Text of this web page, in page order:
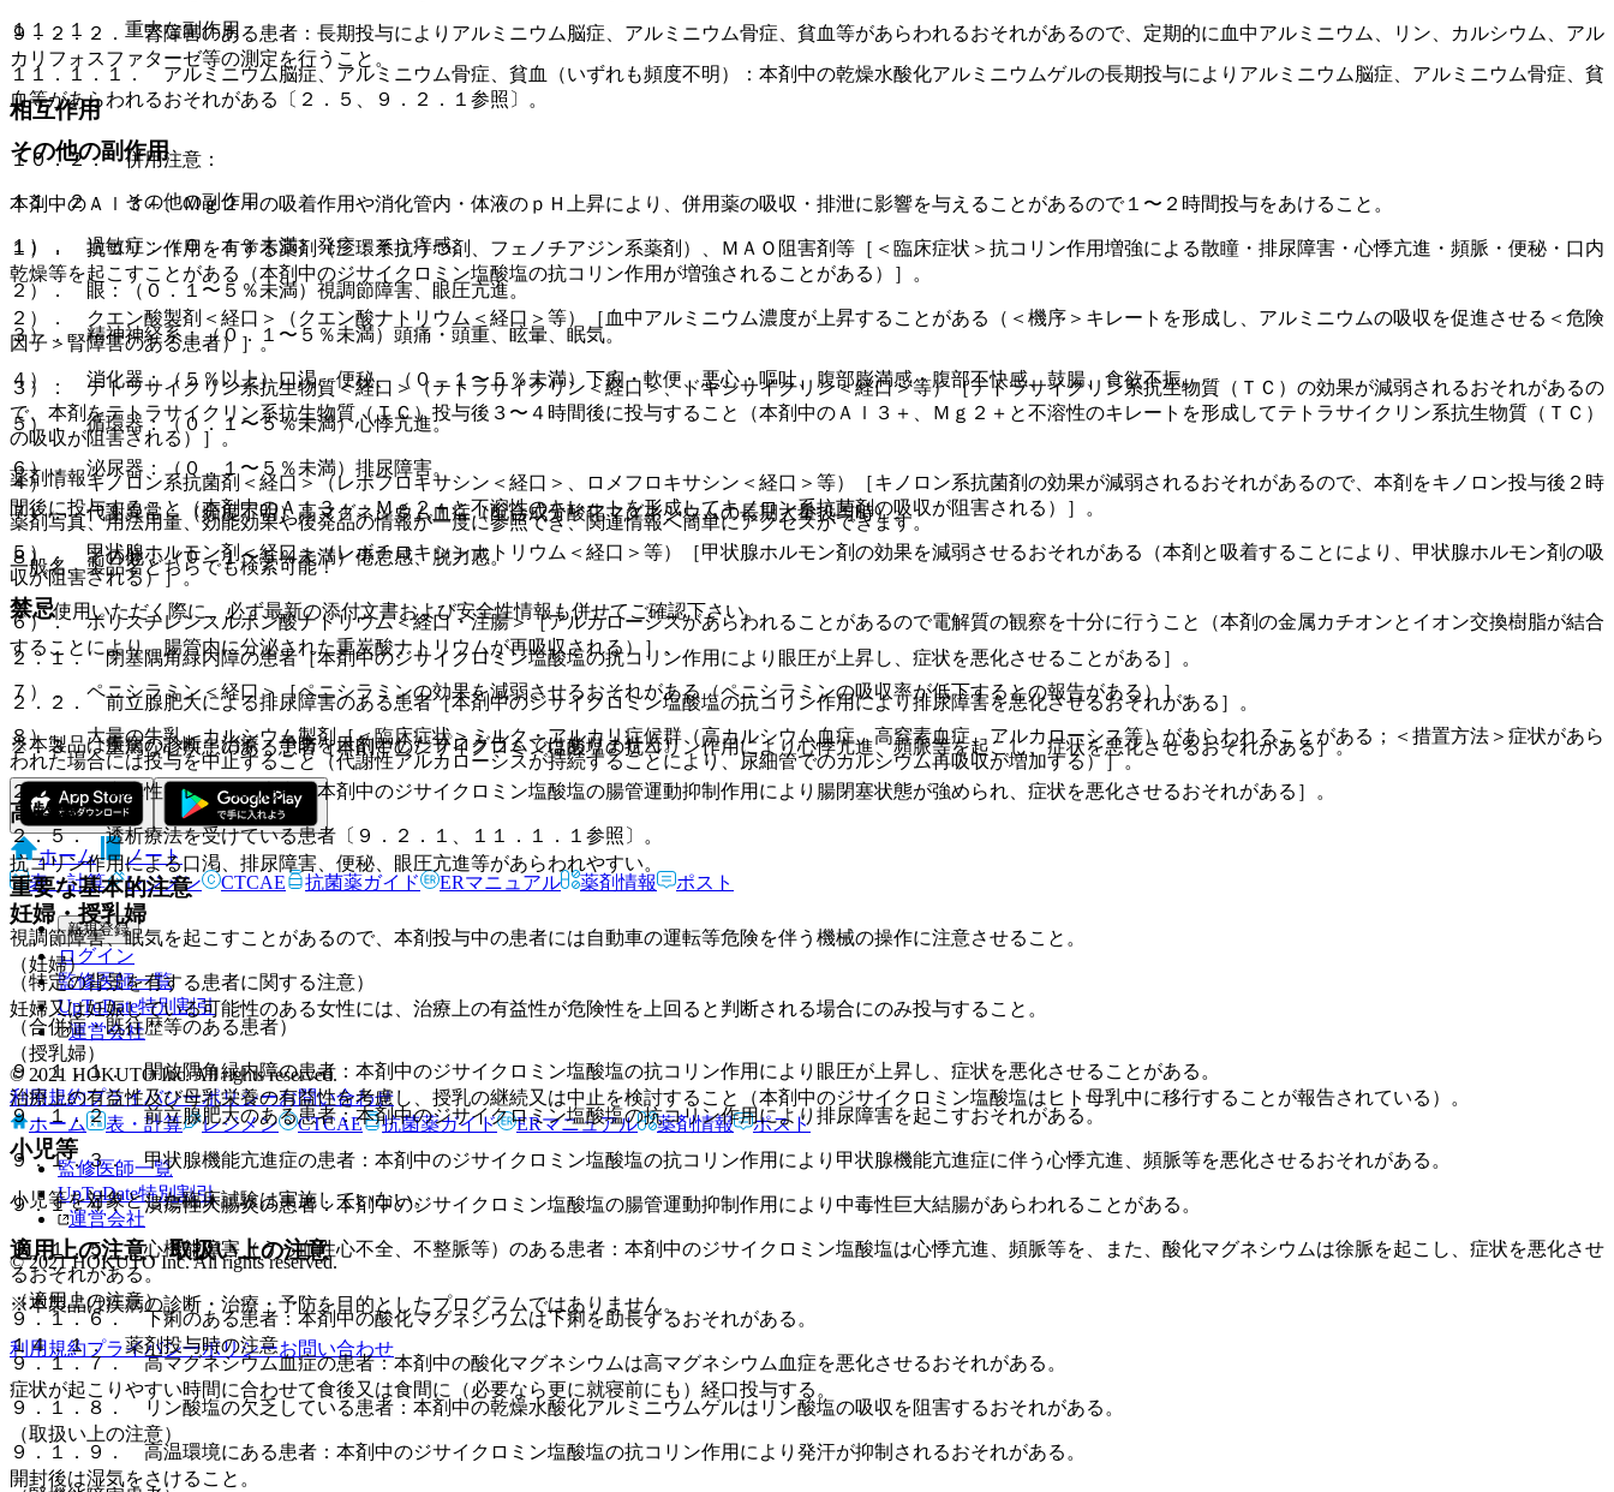
９．２．２． 腎障害のある患者：長期投与によりアルミニウム脳症、アルミニウム骨症、貧血等があらわれるおそれがあるので、定期的に血中アルミニウム、リン、カルシウム、アル
カリフォスファターゼ等の測定を行うこと。
相互作用
１０．２． 併用注意：
本剤中のＡｌ３＋、Ｍｇ２＋の吸着作用や消化管内・体液のｐＨ上昇により、併用薬の吸収・排泄に影響を与えることがあるので１〜２時間投与をあけること。
１）． 抗コリン作用を有する薬剤（三環系抗うつ剤、フェノチアジン系薬剤）、ＭＡＯ阻害剤等［＜臨床症状＞抗コリン作用増強による散瞳・排尿障害・心悸亢進・頻脈・便秘・口内
乾燥等を起こすことがある（本剤中のジサイクロミン塩酸塩の抗コリン作用が増強されることがある）］。
２）． クエン酸製剤＜経口＞（クエン酸ナトリウム＜経口＞等）［血中アルミニウム濃度が上昇することがある（＜機序＞キレートを形成し、アルミニウムの吸収を促進させる＜危険
因子＞腎障害のある患者）］。
３）． テトラサイクリン系抗生物質＜経口＞（テトラサイクリン＜経口＞、ドキシサイクリン＜経口＞等）［テトラサイクリン系抗生物質（ＴＣ）の効果が減弱されるおそれがあるの
で、本剤をテトラサイクリン系抗生物質（ＴＣ）投与後３〜４時間後に投与すること（本剤中のＡｌ３＋、Ｍｇ２＋と不溶性のキレートを形成してテトラサイクリン系抗生物質（ＴＣ）
の吸収が阻害される）］。
４）． キノロン系抗菌剤＜経口＞（レボフロキサシン＜経口＞、ロメフロキサシン＜経口＞等）［キノロン系抗菌剤の効果が減弱されるおそれがあるので、本剤をキノロン投与後２時
間後に投与すること（本剤中のＡｌ３＋、Ｍｇ２＋と不溶性のキレートを形成してキノロン系抗菌剤の吸収が阻害される）］。
５）． 甲状腺ホルモン剤＜経口＞（レボチロキシンナトリウム＜経口＞等）［甲状腺ホルモン剤の効果を減弱させるおそれがある（本剤と吸着することにより、甲状腺ホルモン剤の吸
収が阻害される）］。
６）． ポリスチレンスルホン酸ナトリウム＜経口・注腸＞［アルカローシスがあらわれることがあるので電解質の観察を十分に行うこと（本剤の金属カチオンとイオン交換樹脂が結合
することにより、腸管内に分泌された重炭酸ナトリウムが再吸収される）］。
７）． ペニシラミン＜経口＞［ペニシラミンの効果を減弱させるおそれがある（ペニシラミンの吸収率が低下するとの報告がある）］。
８）． 大量の牛乳、カルシウム製剤［＜臨床症状＞ミルク・アルカリ症候群（高カルシウム血症、高窒素血症、アルカローシス等）があらわれることがある；＜措置方法＞症状があら
われた場合には投与を中止すること（代謝性アルカローシスが持続することにより、尿細管でのカルシウム再吸収が増加する）］。
高齢者
抗コリン作用による口渇、排尿障害、便秘、眼圧亢進等があらわれやすい。
妊婦・授乳婦
（妊婦）
妊婦又は妊娠している可能性のある女性には、治療上の有益性が危険性を上回ると判断される場合にのみ投与すること。
（授乳婦）
治療上の有益性及び母乳栄養の有益性を考慮し、授乳の継続又は中止を検討すること（本剤中のジサイクロミン塩酸塩はヒト母乳中に移行することが報告されている）。
小児等
小児等を対象とした臨床試験は実施していない。
適用上の注意、取扱い上の注意
（適用上の注意）
１４．１． 薬剤投与時の注意
症状が起こりやすい時間に合わせて食後又は食間に（必要なら更に就寝前にも）経口投与する。
（取扱い上の注意）
開封後は湿気をさけること。
１１．１． 重大な副作用
１１．１．１． アルミニウム脳症、アルミニウム骨症、貧血（いずれも頻度不明）：本剤中の乾燥水酸化アルミニウムゲルの長期投与によりアルミニウム脳症、アルミニウム骨症、貧
血等があらわれるおそれがある〔２．５、９．２．１参照〕。
その他の副作用
１１．２． その他の副作用
１）． 過敏症：（０．１％未満）発疹・そう痒感。
２）． 眼：（０．１〜５％未満）視調節障害、眼圧亢進。
３）． 精神神経系：（０．１〜５％未満）頭痛・頭重、眩暈、眠気。
４）． 消化器：（５％以上）口渇、便秘、（０．１〜５％未満）下痢・軟便、悪心・嘔吐、腹部膨満感・腹部不快感、鼓腸、食欲不振。
５）． 循環器：（０．１〜５％未満）心悸亢進。
６）． 泌尿器：（０．１〜５％未満）排尿障害。
７）． 代謝異常：（頻度不明）高マグネシウム血症（配合成分酸化マグネシウムの長期大量投与時）。
８）． その他：（０．１〜５％未満）倦怠感、脱力感。
禁忌
２．１． 閉塞隅角緑内障の患者［本剤中のジサイクロミン塩酸塩の抗コリン作用により眼圧が上昇し、症状を悪化させることがある］。
２．２． 前立腺肥大による排尿障害のある患者［本剤中のジサイクロミン塩酸塩の抗コリン作用により排尿障害を悪化させるおそれがある］。
２．３． 重篤な心疾患のある患者［本剤中のジサイクロミン塩酸塩の抗コリン作用により心悸亢進、頻脈等を起こし、症状を悪化させるおそれがある］。
２．４． 麻痺性イレウスの患者［本剤中のジサイクロミン塩酸塩の腸管運動抑制作用により腸閉塞状態が強められ、症状を悪化させるおそれがある］。
２．５． 透析療法を受けている患者〔９．２．１、１１．１．１参照〕。
重要な基本的注意
視調節障害、眠気を起こすことがあるので、本剤投与中の患者には自動車の運転等危険を伴う機械の操作に注意させること。
（特定の背景を有する患者に関する注意）
（合併症・既往歴等のある患者）
９．１．１． 開放隅角緑内障の患者：本剤中のジサイクロミン塩酸塩の抗コリン作用により眼圧が上昇し、症状を悪化させることがある。
９．１．２． 前立腺肥大のある患者：本剤中のジサイクロミン塩酸塩の抗コリン作用により排尿障害を起こすおそれがある。
９．１．３． 甲状腺機能亢進症の患者：本剤中のジサイクロミン塩酸塩の抗コリン作用により甲状腺機能亢進症に伴う心悸亢進、頻脈等を悪化させるおそれがある。
９．１．４． 潰瘍性大腸炎の患者：本剤中のジサイクロミン塩酸塩の腸管運動抑制作用により中毒性巨大結腸があらわれることがある。
９．１．５． 心機能障害（うっ血性心不全、不整脈等）のある患者：本剤中のジサイクロミン塩酸塩は心悸亢進、頻脈等を、また、酸化マグネシウムは徐脈を起こし、症状を悪化させ
るおそれがある。
９．１．６． 下痢のある患者：本剤中の酸化マグネシウムは下痢を助長するおそれがある。
９．１．７． 高マグネシウム血症の患者：本剤中の酸化マグネシウムは高マグネシウム血症を悪化させるおそれがある。
９．１．８． リン酸塩の欠乏している患者：本剤中の乾燥水酸化アルミニウムゲルはリン酸塩の吸収を阻害するおそれがある。
９．１．９． 高温環境にある患者：本剤中のジサイクロミン塩酸塩の抗コリン作用により発汗が抑制されるおそれがある。
薬剤情報
薬剤写真、用法用量、効能効果や後発品の情報が一度に参照でき、関連情報へ簡単にアクセスができます。
一般名、製品名どちらでも検索可能！
※ ご使用いただく際に、必ず最新の添付文書および安全性情報も併せてご確認下さい。
※本製品は疾病の診断・治療・予防を目的としたプログラムではありません。
ホーム
ノート
表・計算
レジメン CTCAE 抗菌薬ガイド ERマニュアル 薬剤情報 ポスト
新規登録
ログイン
監修医師一覧
UpToDate特別割引
運営会社
© 2021 HOKUTO Inc. All rights reserved.
利用規約プライバシーポリシーお問い合わせ
ホーム
表・計算 レジメン CTCAE 抗菌薬ガイド ERマニュアル 薬剤情報 ポスト
監修医師一覧
UpToDate特別割引
運営会社
© 2021 HOKUTO Inc. All rights reserved.
※本製品は疾病の診断・治療・予防を目的としたプログラムではありません。
利用規約プライバシーポリシーお問い合わせ